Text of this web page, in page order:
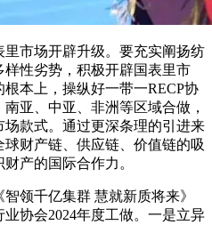
市场开辟升级。要充实阐扬纺
性劣势，积极开辟国表里市
本上，操纵好一带一RECP协
亚、中亚、非洲等区域合做，
款式。通过更深条理的引进来
财产链、供应链、价值链的吸
产的国际合作力。
千亿集群 慧就新质将来》
协会2024年度工做。一是立异